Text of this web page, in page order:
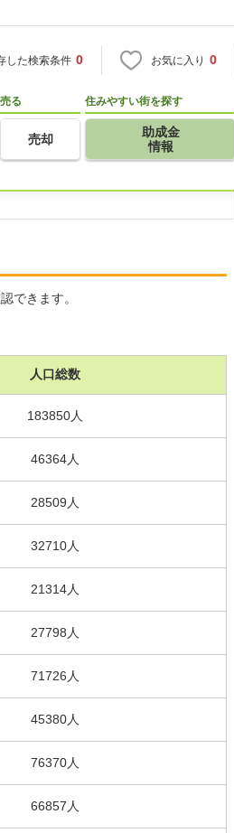
した検索条件 0 お気に入り 0
売る
売却
住みやすい街を探す
助成金
情報
できます。
人口総数
183850人
46364人
28509人
32710人
21314人
27798人
71726人
45380人
76370人
66857人